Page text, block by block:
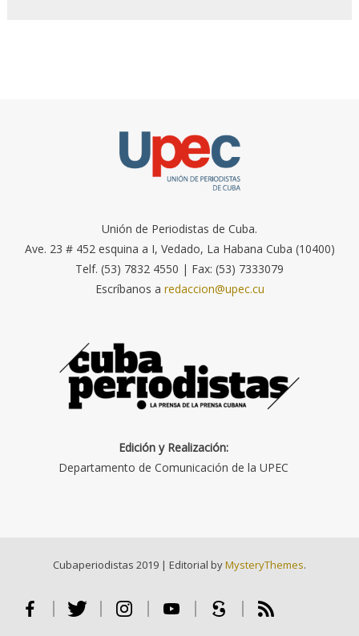
Unión de Periodistas de Cuba.
Ave. 23 # 452 esquina a I, Vedado, La Habana Cuba (10400)
Telf. (53) 7832 4550 | Fax: (53) 7333079
Escríbanos a redaccion@upec.cu
Edición y Realización:
Departamento de Comunicación de la UPEC
Cubaperiodistas 2019 | Editorial byMysteryThemes.
Facebook Twitter Instagram Youtube Scribd RSS